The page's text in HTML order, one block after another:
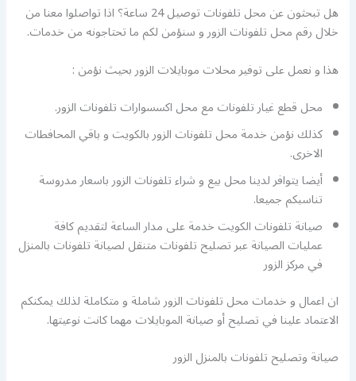
هل تبحثون عن محل تلفونات توصيل 24 ساعة؟ اذا تواصلوا معنا من
خلال رقم محل تلفونات الزور و سنؤمن لكم ما تحتاجونه من خدمات.
هذا و نعمل على توفير محلات موبايلات الزور بحيث نؤمن :
محل قطع غيار تلفونات مع محل اكسسوارات تلفونات الزور.
كذلك نؤمن خدمة محل تلفونات الزور بالكويت و باقي المحافطات
الاخرى.
أيضا يتوافر لدينا محل بيع و شراء تلفونات الزور باسعار مدروسة
تناسبكم جميعا.
صيانة تلفونات الكويت خدمة على مدار الساعة لتقديم كافة
عمليات الصيانة عبر تصليح تلفونات متنقل لصيانة تلفونات بالمنزل
في مركز الزور
ان اعمال و خدمات محل تلفونات الزور شاملة و متكاملة لذلك يمكنكم
الاعتماد علينا في تصليح أو صيانة الموبايلات مهما كانت نوعيتها.
صيانة وتصليح تلفونات بالمنزل الزور